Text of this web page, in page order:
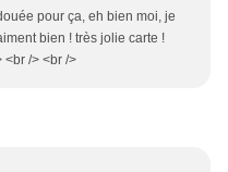
pour ça, eh bien moi, je
bien ! très jolie carte !
<br /> <br />